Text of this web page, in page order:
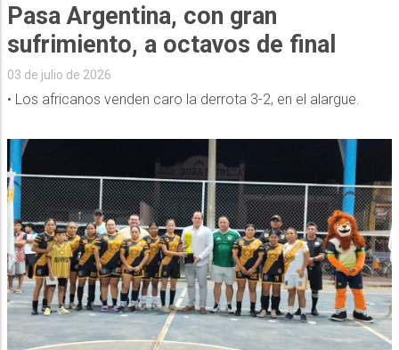
Pasa Argentina, con gran
sufrimiento, a octavos de final
03 de julio de 2026
• Los africanos venden caro la derrota 3-2, en el alargue.